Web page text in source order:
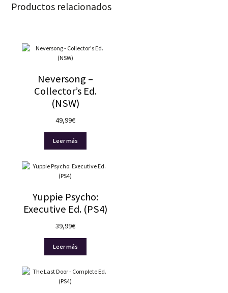
Productos relacionados
Neversong –
Collector’s Ed.
(NSW)
49,99€
Leer más
Yuppie Psycho:
Executive Ed. (PS4)
39,99€
Leer más